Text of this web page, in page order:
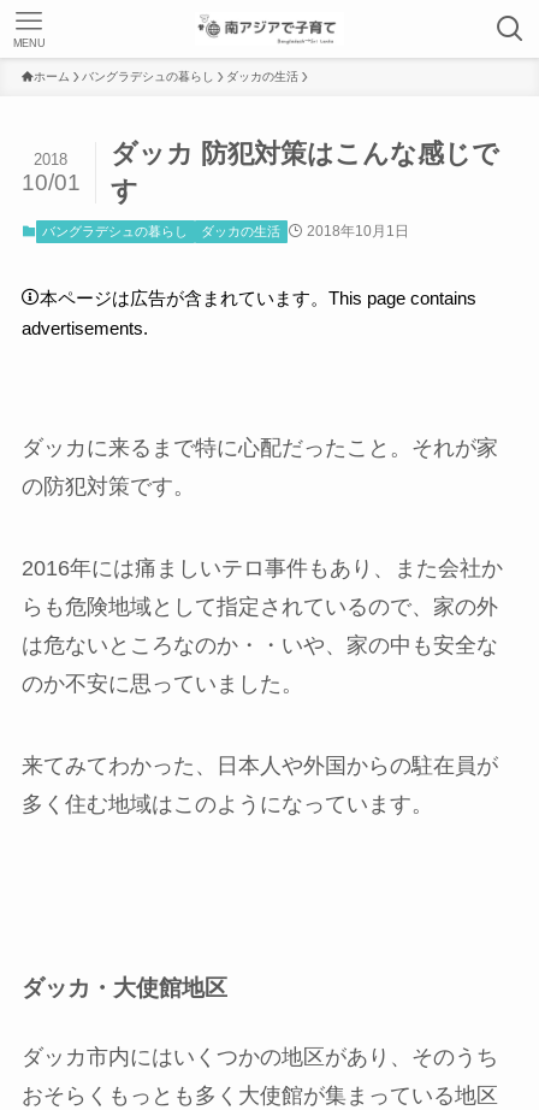
MENU
ホーム バングラデシュの暮らし ダッカの生活
ダッカ 防犯対策はこんな感じで
す
2018
10/01
バングラデシュの暮らし ダッカの生活 2018年10月1日
本ページは広告が含まれています。This page contains
advertisements.
ダッカに来るまで特に心配だったこと。それが家
の防犯対策です。
2016年には痛ましいテロ事件もあり、また会社か
らも危険地域として指定されているので、家の外
は危ないところなのか・・いや、家の中も安全な
のか不安に思っていました。
来てみてわかった、日本人や外国からの駐在員が
多く住む地域はこのようになっています。
ダッカ・大使館地区
ダッカ市内にはいくつかの地区があり、そのうち
おそらくもっとも多く大使館が集まっている地区